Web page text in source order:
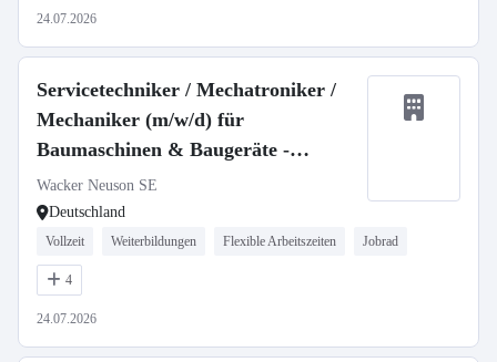
24.07.2026
Servicetechniker / Mechatroniker /
Mechaniker (m/w/d) für
Baumaschinen & Baugeräte -
stationär oder mobil
Wacker Neuson SE
Deutschland
Vollzeit Weiterbildungen Flexible Arbeitszeiten Jobrad
4
24.07.2026